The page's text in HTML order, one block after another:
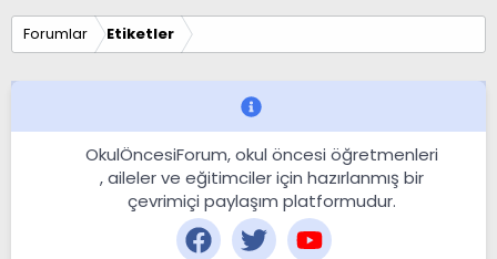
Forumlar Etiketler
OkulÖncesiForum, okul öncesi öğretmenleri
, aileler ve eğitimciler için hazırlanmış bir
çevrimiçi paylaşım platformudur.